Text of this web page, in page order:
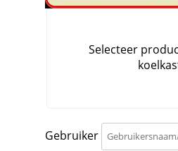
Gebruiker